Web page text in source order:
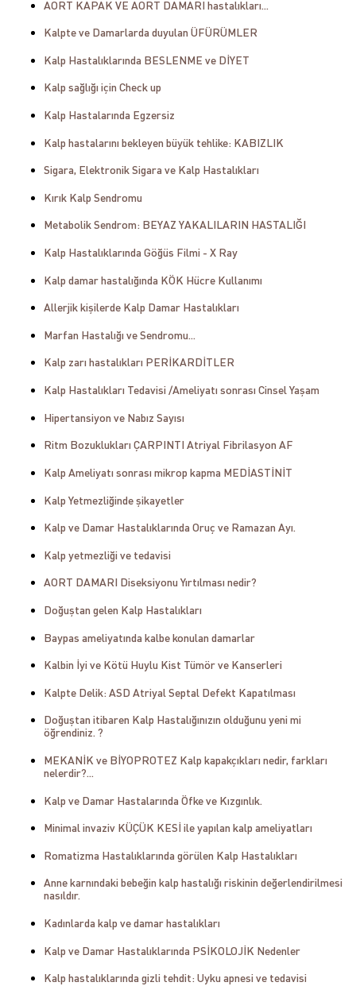
AORT KAPAK VE AORT DAMARI hastalıkları...
Kalpte ve Damarlarda duyulan ÜFÜRÜMLER
Kalp Hastalıklarında BESLENME ve DİYET
Kalp sağlığı için Check up
Kalp Hastalarında Egzersiz
Kalp hastalarını bekleyen büyük tehlike: KABIZLIK
Sigara, Elektronik Sigara ve Kalp Hastalıkları
Kırık Kalp Sendromu
Metabolik Sendrom: BEYAZ YAKALILARIN HASTALIĞI
Kalp Hastalıklarında Göğüs Filmi - X Ray
Kalp damar hastalığında KÖK Hücre Kullanımı
Allerjik kişilerde Kalp Damar Hastalıkları
Marfan Hastalığı ve Sendromu...
Kalp zarı hastalıkları PERİKARDİTLER
Kalp Hastalıkları Tedavisi /Ameliyatı sonrası Cinsel Yaşam
Hipertansiyon ve Nabız Sayısı
Ritm Bozuklukları ÇARPINTI Atriyal Fibrilasyon AF
Kalp Ameliyatı sonrası mikrop kapma MEDİASTİNİT
Kalp Yetmezliğinde şikayetler
Kalp ve Damar Hastalıklarında Oruç ve Ramazan Ayı.
Kalp yetmezliği ve tedavisi
AORT DAMARI Diseksiyonu Yırtılması nedir?
Doğuştan gelen Kalp Hastalıkları
Baypas ameliyatında kalbe konulan damarlar
Kalbin İyi ve Kötü Huylu Kist Tümör ve Kanserleri
Kalpte Delik: ASD Atriyal Septal Defekt Kapatılması
Doğuştan itibaren Kalp Hastalığınızın olduğunu yeni mi
öğrendiniz. ?
MEKANİK ve BİYOPROTEZ Kalp kapakçıkları nedir, farkları
nelerdir?...
Kalp ve Damar Hastalarında Öfke ve Kızgınlık.
Minimal invaziv KÜÇÜK KESİ ile yapılan kalp ameliyatları
Romatizma Hastalıklarında görülen Kalp Hastalıkları
Anne karnındaki bebeğin kalp hastalığı riskinin değerlendirilmesi
nasıldır.
Kadınlarda kalp ve damar hastalıkları
Kalp ve Damar Hastalıklarında PSİKOLOJİK Nedenler
Kalp hastalıklarında gizli tehdit: Uyku apnesi ve tedavisi